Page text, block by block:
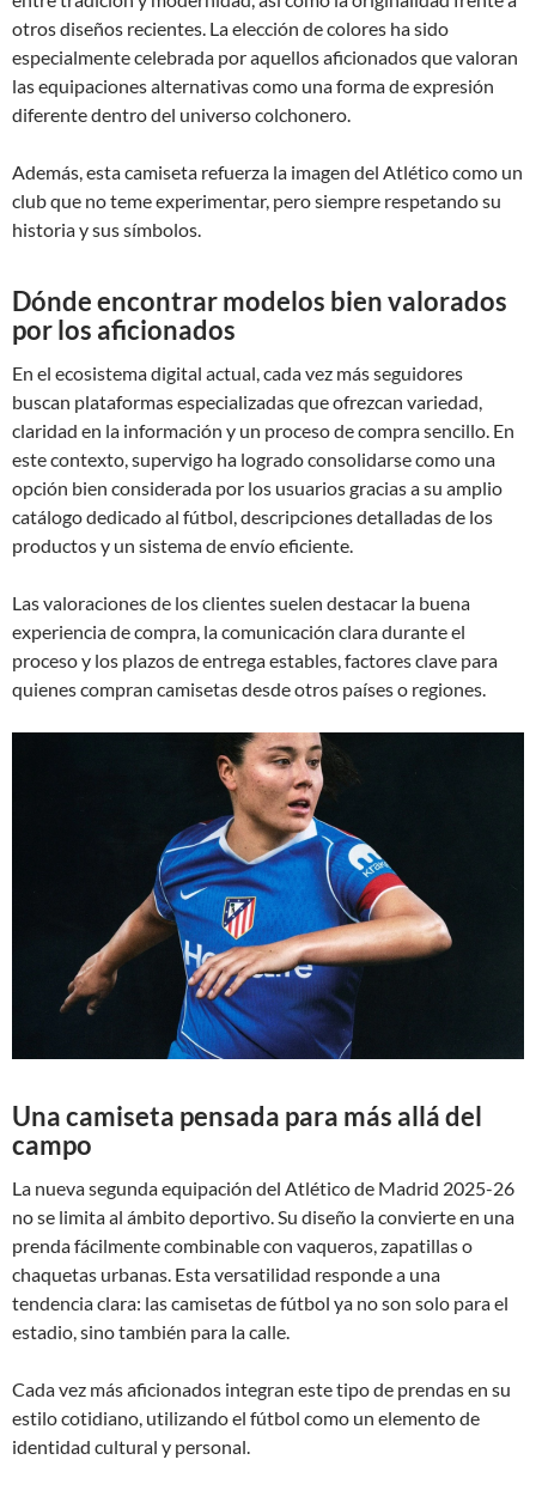
otros diseños recientes. La elección de colores ha sido
especialmente celebrada por aquellos aficionados que valoran
las equipaciones alternativas como una forma de expresión
diferente dentro del universo colchonero.
Además, esta camiseta refuerza la imagen del Atlético como un
club que no teme experimentar, pero siempre respetando su
historia y sus símbolos.
Dónde encontrar modelos bien valorados
por los aficionados
En el ecosistema digital actual, cada vez más seguidores
buscan plataformas especializadas que ofrezcan variedad,
claridad en la información y un proceso de compra sencillo. En
este contexto, supervigo ha logrado consolidarse como una
opción bien considerada por los usuarios gracias a su amplio
catálogo dedicado al fútbol, descripciones detalladas de los
productos y un sistema de envío eficiente.
Las valoraciones de los clientes suelen destacar la buena
experiencia de compra, la comunicación clara durante el
proceso y los plazos de entrega estables, factores clave para
quienes compran camisetas desde otros países o regiones.
Una camiseta pensada para más allá del
campo
La nueva segunda equipación del Atlético de Madrid 2025-26
no se limita al ámbito deportivo. Su diseño la convierte en una
prenda fácilmente combinable con vaqueros, zapatillas o
chaquetas urbanas. Esta versatilidad responde a una
tendencia clara: las camisetas de fútbol ya no son solo para el
estadio, sino también para la calle.
Cada vez más aficionados integran este tipo de prendas en su
estilo cotidiano, utilizando el fútbol como un elemento de
identidad cultural y personal.